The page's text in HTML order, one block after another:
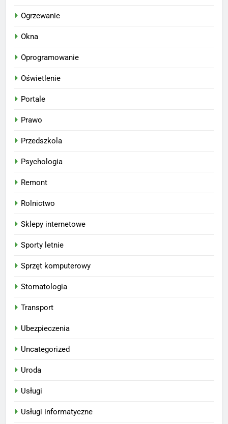
Ogrzewanie
Okna
Oprogramowanie
Oświetlenie
Portale
Prawo
Przedszkola
Psychologia
Remont
Rolnictwo
Sklepy internetowe
Sporty letnie
Sprzęt komputerowy
Stomatologia
Transport
Ubezpieczenia
Uncategorized
Uroda
Usługi
Usługi informatyczne